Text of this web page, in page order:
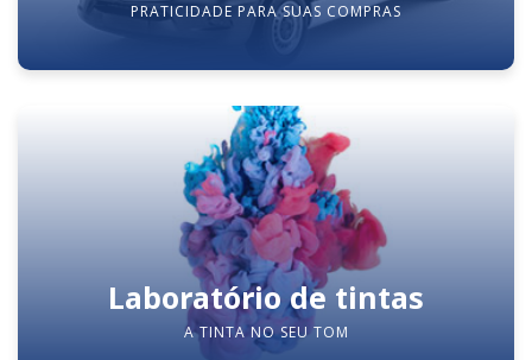
PRATICIDADE PARA SUAS COMPRAS
Laboratório de tintas
A TINTA NO SEU TOM